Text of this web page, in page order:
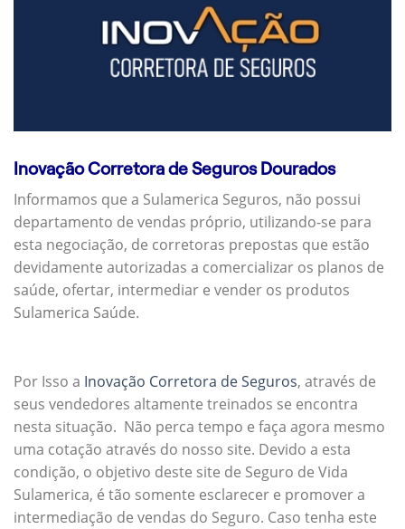
Inovação Corretora de Seguros Dourados
Informamos que a Sulamerica Seguros, não possui
departamento de vendas próprio, utilizando-se para
esta negociação, de corretoras prepostas que estão
devidamente autorizadas a comercializar os planos de
saúde, ofertar, intermediar e vender os produtos
Sulamerica Saúde.
Por Isso a Inovação Corretora de Seguros, através de
seus vendedores altamente treinados se encontra
nesta situação. Não perca tempo e faça agora mesmo
uma cotação através do nosso site. Devido a esta
condição, o objetivo deste site de Seguro de Vida
Sulamerica, é tão somente esclarecer e promover a
intermediação de vendas do Seguro. Caso tenha este